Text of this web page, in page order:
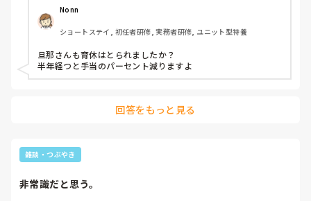
シンヤさんも時間を奪われるのも辛いのかなと思います。
今は母の身体介助がないので、あまりに私自身が辛い時は母に
に距離を保っています。
とはいえ、子どもや妻とゆっくり過ごせる時間は今だけ。
収入は減っても、この期間はお金では買えない価値があるな
と思います。
同じように育休中の方、手当の変化や家計面で工夫している
ことありますか？
Nonn
ショートステイ, 初任者研修, 実務者研修, ユニット型特養
旦那さんも育休はとられましたか？
半年経つと手当のパーセント減りますよ
回答をもっと見る
雑談・つぶやき
非常識だと思う。